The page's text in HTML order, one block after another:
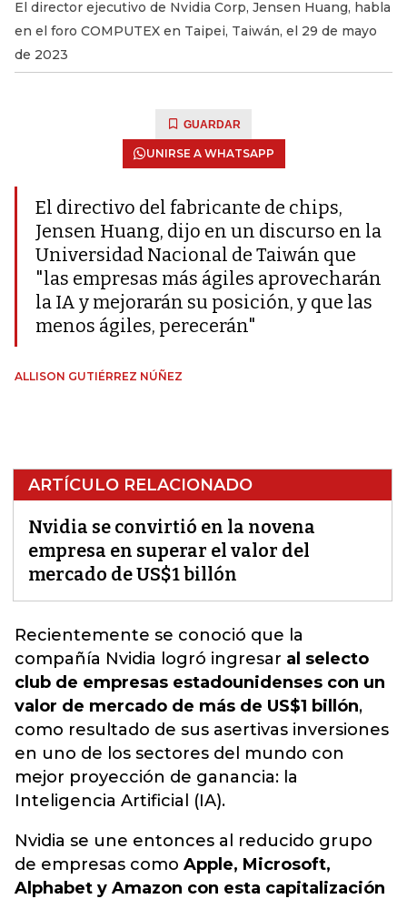
El director ejecutivo de Nvidia Corp, Jensen Huang, habla
en el foro COMPUTEX en Taipei, Taiwán, el 29 de mayo
de 2023
GUARDAR
UNIRSE A WHATSAPP
El directivo del fabricante de chips,
Jensen Huang, dijo en un discurso en la
Universidad Nacional de Taiwán que
"las empresas más ágiles aprovecharán
la IA y mejorarán su posición, y que las
menos ágiles, perecerán"
ALLISON GUTIÉRREZ NÚÑEZ
ARTÍCULO RELACIONADO
Nvidia se convirtió en la novena
empresa en superar el valor del
mercado de US$1 billón
Recientemente se conoció que la
compañía Nvidia logró ingresar al selecto
club de empresas estadounidenses con un
valor de mercado de más de US$1 billón,
como resultado de sus asertivas inversiones
en uno de los sectores del mundo con
mejor proyección de ganancia: la
Inteligencia Artificial (IA).
Nvidia se une entonces al reducido grupo
de empresas como Apple, Microsoft,
Alphabet y Amazon con esta capitalización